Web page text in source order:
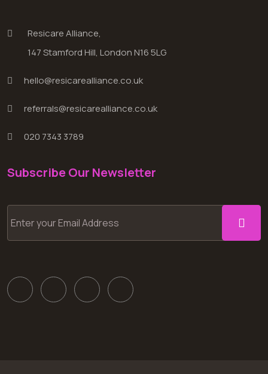
Resicare Alliance,
147 Stamford Hill, London N16 5LG
hello@resicarealliance.co.uk
referrals@resicarealliance.co.uk
020 7343 3789
Subscribe Our Newsletter